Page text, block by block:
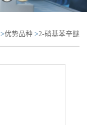
>优势品种 >2-硝基苯辛醚